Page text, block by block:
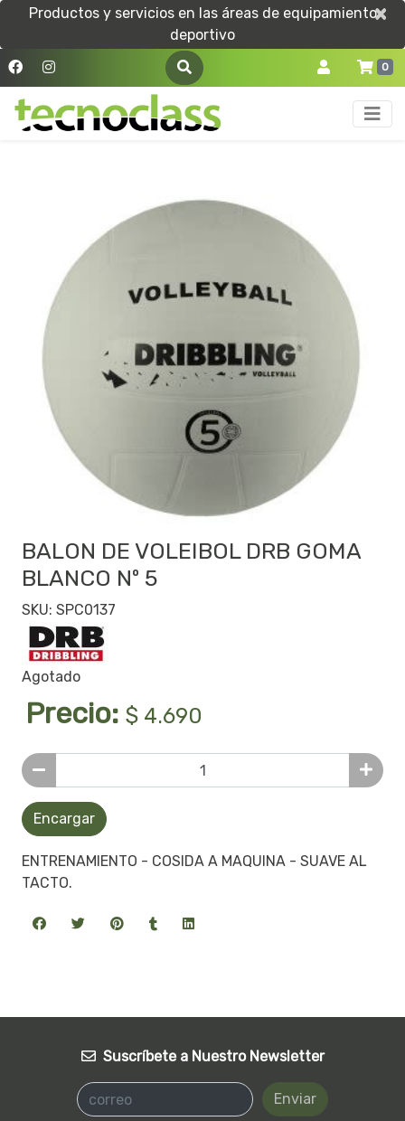
Productos y servicios en las áreas de equipamiento
deportivo
×
×
0
BALON DE VOLEIBOL DRB GOMA
BLANCO Nº 5
SKU: SPC0137
Agotado
Precio: $ 4.690
Encargar
ENTRENAMIENTO - COSIDA A MAQUINA - SUAVE AL
TACTO.
Suscríbete a Nuestro Newsletter
Enviar